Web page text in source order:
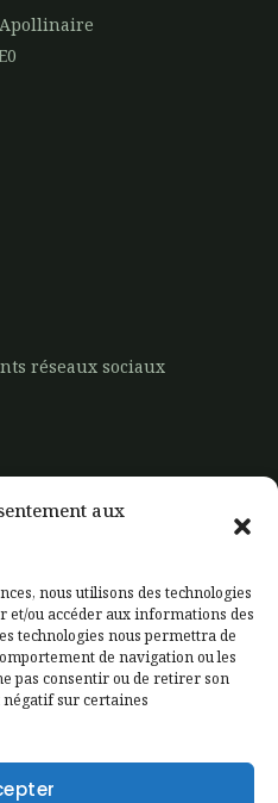
aux
nous utilisons des technologies
et/ou accéder aux informations des
technologies nous permettra de
de navigation ou les
pas consentir ou de retirer son
sur certaines
Apollinaire
réseaux sociaux